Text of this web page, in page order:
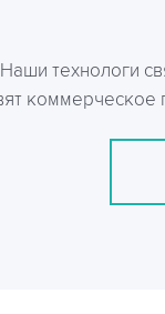
Наши технологи